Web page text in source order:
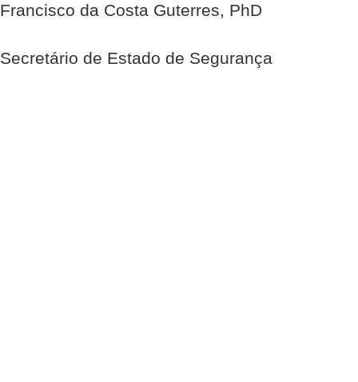
Francisco da Costa Guterres, PhD
Secretário de Estado de Segurança